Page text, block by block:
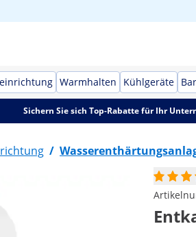
Warmhalten Kühlgeräte
Sichern Sie sich Top-Rabatte für Ihr
/